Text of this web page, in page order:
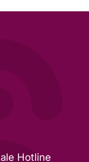
Hotline